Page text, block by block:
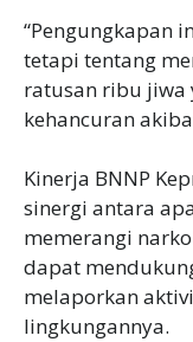
“Pengungkapan
tetapi tentang
ratusan ribu jiwa
kehancuran
Kinerja BNNP
sinergi antara
memerangi
dapat
melaporkan
lingkungannya.